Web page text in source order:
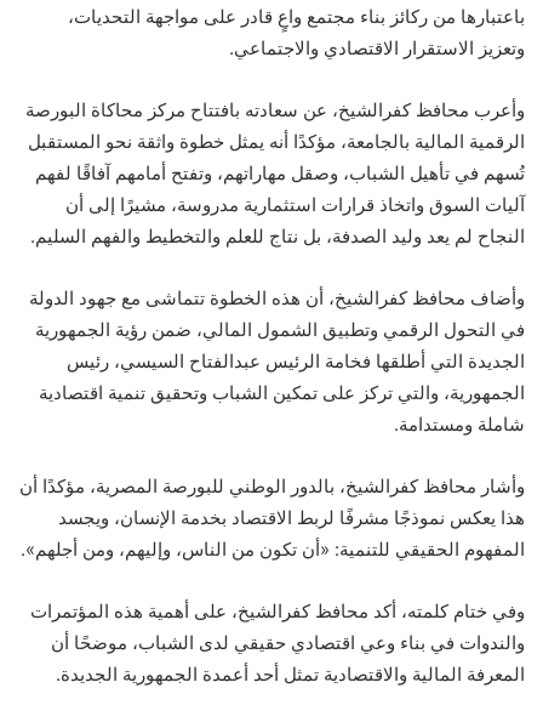
باعتبارها من ركائز بناء مجتمع واعٍ قادر على مواجهة التحديات،
وتعزيز الاستقرار الاقتصادي والاجتماعي.
وأعرب محافظ كفرالشيخ، عن سعادته بافتتاح مركز محاكاة البورصة
الرقمية المالية بالجامعة، مؤكدًا أنه يمثل خطوة واثقة نحو المستقبل
تُسهم في تأهيل الشباب، وصقل مهاراتهم، وتفتح أمامهم آفاقًا لفهم
آليات السوق واتخاذ قرارات استثمارية مدروسة، مشيرًا إلى أن
النجاح لم يعد وليد الصدفة، بل نتاج للعلم والتخطيط والفهم السليم.
وأضاف محافظ كفرالشيخ، أن هذه الخطوة تتماشى مع جهود الدولة
في التحول الرقمي وتطبيق الشمول المالي، ضمن رؤية الجمهورية
الجديدة التي أطلقها فخامة الرئيس عبدالفتاح السيسي، رئيس
الجمهورية، والتي تركز على تمكين الشباب وتحقيق تنمية اقتصادية
شاملة ومستدامة.
وأشار محافظ كفرالشيخ، بالدور الوطني للبورصة المصرية، مؤكدًا أن
هذا يعكس نموذجًا مشرفًا لربط الاقتصاد بخدمة الإنسان، ويجسد
المفهوم الحقيقي للتنمية: «أن تكون من الناس، وإليهم، ومن أجلهم».
وفي ختام كلمته، أكد محافظ كفرالشيخ، على أهمية هذه المؤتمرات
والندوات في بناء وعي اقتصادي حقيقي لدى الشباب، موضحًا أن
المعرفة المالية والاقتصادية تمثل أحد أعمدة الجمهورية الجديدة.